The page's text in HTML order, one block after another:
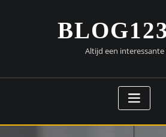
Altijd een interessante